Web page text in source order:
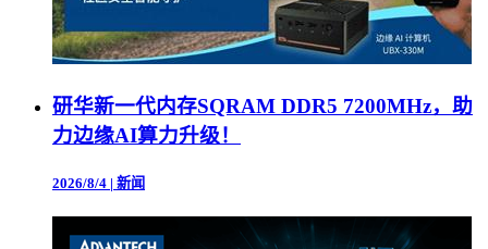
研华新一代内存SQRAM DDR5 7200MHz，助
力边缘AI算力升级！
2026/8/4 | 新闻